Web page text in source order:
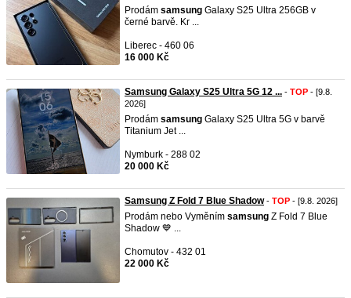
Prodám samsung Galaxy S25 Ultra 256GB v
černé barvě. Kr ...
Liberec - 460 06
16 000 Kč
Samsung Galaxy S25 Ultra 5G 12 ... - TOP - [9.8.
2026]
Prodám samsung Galaxy S25 Ultra 5G v barvě
Titanium Jet ...
Nymburk - 288 02
20 000 Kč
Samsung Z Fold 7 Blue Shadow- TOP - [9.8. 2026]
Prodám nebo Vyměním samsung Z Fold 7 Blue
Shadow 💙 ...
Chomutov - 432 01
22 000 Kč